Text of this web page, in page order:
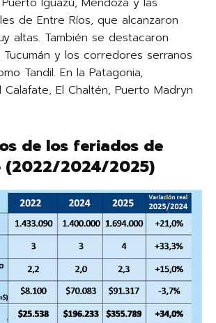
de Entre Ríos, que alcanzaron
altas. También se destacaron
Tucumán y los corredores serranos
Tandil. En la Patagonia,
Calafate, El Chaltén, Puerto Madryn
de los feriados de
(2022/2024/2025)